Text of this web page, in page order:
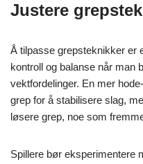
Justere
Å tilpasse grepsteknikker er
kontroll og balanse når man
vektfordelinger. En mer
grep for å stabilisere slag,
løsere grep, noe som
Spillere bør eksperimentere